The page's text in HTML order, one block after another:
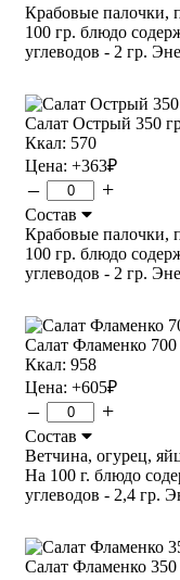
Крабовые палочки,
100 гр. блюдо
углеводов - 2 гр.
Салат Острый 350
Ккал: 570
Цена: +363₽
– +
Состав
Крабовые палочки,
100 гр. блюдо
углеводов - 2 гр.
Салат Фламенко 700
Ккал: 958
Цена: +605₽
– +
Состав
Ветчина, огурец,
На 100 г. блюдо
углеводов - 2,4 гр.
Салат Фламенко